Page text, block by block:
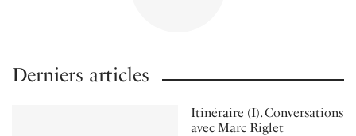
Derniers articles
Itinéraire (I). Conversations
avec Marc Riglet